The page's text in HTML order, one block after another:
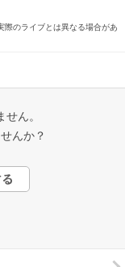
のライブとは異なる場合があ
ん。
んか？